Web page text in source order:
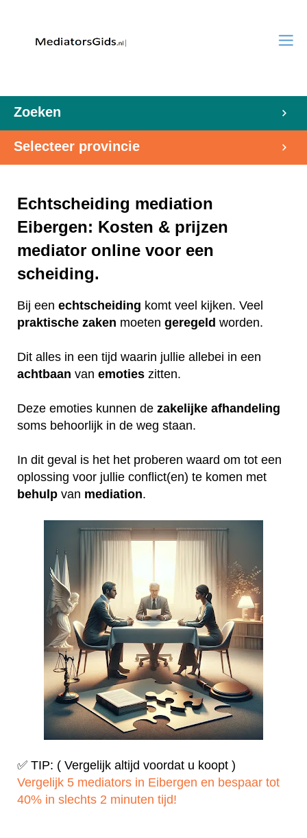
Zoeken
Selecteer provincie
Echtscheiding mediation
Eibergen: Kosten & prijzen
mediator online voor een
scheiding.
Bij een echtscheiding komt veel kijken. Veel
praktische zaken moeten geregeld worden.
Dit alles in een tijd waarin jullie allebei in een
achtbaan van emoties zitten.
Deze emoties kunnen de zakelijke afhandeling
soms behoorlijk in de weg staan.
In dit geval is het het proberen waard om tot een
oplossing voor jullie conflict(en) te komen met
behulp van mediation.
✅ TIP: ( Vergelijk altijd voordat u koopt )
Vergelijk 5 mediators in Eibergen en bespaar tot
40% in slechts 2 minuten tijd!